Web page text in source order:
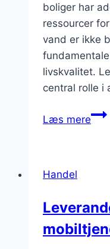
boliger har
ressourcer
vand er ikke
livskvalitet.
central rolle i
Læs mere
Handel